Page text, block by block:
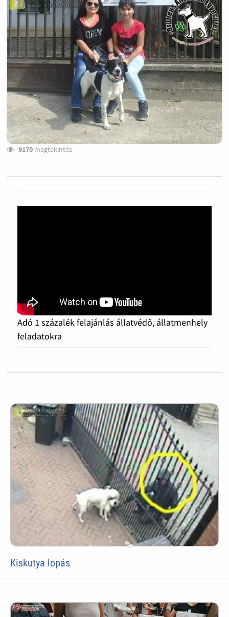
9170megtekintés
Adó 1 százalék felajánlás állatvédő, állatmenhely
feladatokra
Kiskutya lopás